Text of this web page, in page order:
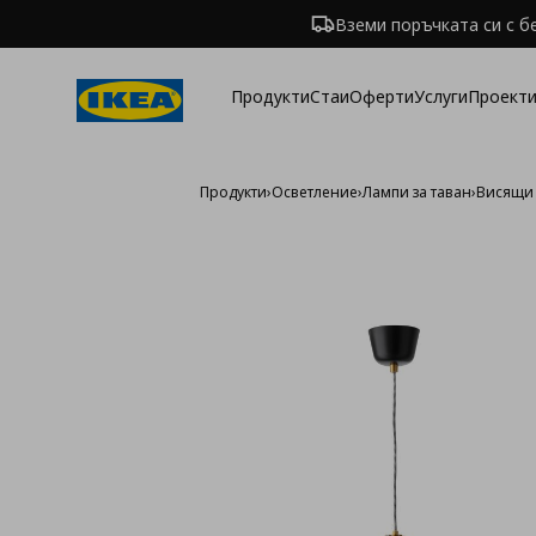
Вземи поръчката си с
ПродуктиСтаиОфертиУслуги
Продукти›Осветление›Лампи за таван›